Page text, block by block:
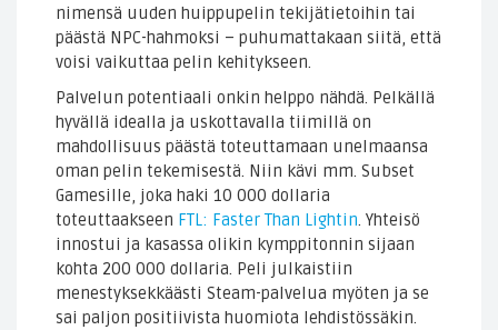
nimensä uuden huippupelin tekijätietoihin tai
päästä NPC-hahmoksi – puhumattakaan siitä, että
voisi vaikuttaa pelin kehitykseen.
Palvelun potentiaali onkin helppo nähdä. Pelkällä
hyvällä idealla ja uskottavalla tiimillä on
mahdollisuus päästä toteuttamaan unelmaansa
oman pelin tekemisestä. Niin kävi mm. Subset
Gamesille, joka haki 10 000 dollaria
toteuttaakseen FTL: Faster Than Lightin. Yhteisö
innostui ja kasassa olikin kymppitonnin sijaan
kohta 200 000 dollaria. Peli julkaistiin
menestyksekkäästi Steam-palvelua myöten ja se
sai paljon positiivista huomiota lehdistössäkin.